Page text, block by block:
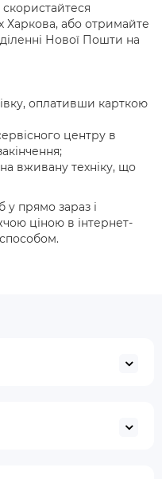
Харкова, або отримайте
Нової Пошти на
оплативши карткою
центру в
вживану техніку, що
у прямо зараз і
ціною в інтернет-